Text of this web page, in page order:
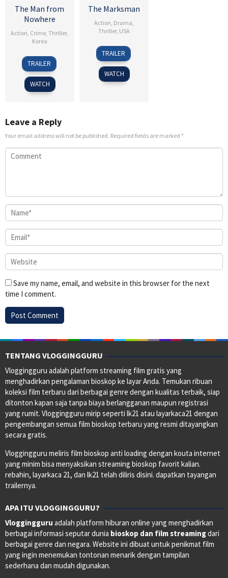
The Man from
Nowhere
Action Crime ,Thriller,
Korea
4
Aug
2010
Lee
Jeong-
beom
TRAILER
WATCH
The Marksman
Action Drama
Thriller, USA
15
Jan
2021
Robert
Lorenz
TRAILER
WATCH
Leave a Reply
Your email address will not be published. Required fields are marked *
Save my name, email, and website in this browser for the next
time I comment.
TENTANG VLOGGINGGURU
Vloggingguru adalah platform streaming film gratis yang
menghadirkan pengalaman bioskop ke layar Anda. Temukan ribuan
koleksi film terbaru dari berbagai genre dengan kualitas terbaik, siap
ditonton kapan saja tanpa biaya berlangganan maupun registrasi
yang rumit. Vloggingguru mirip seperti lk21 atau layarkaca21 dengan
pengembangan semua film bioskop terbaru yang resmi ditayangkan
secara gratis.
Vloggingguru meliris film bioskop anti loading dengan kouta internet
yang minim bisa menyaksikan streaming bioskop favorit kalian.
rebahin, layarkaca 21, dan lk21 telah diliris disini. dapatkan tayangan
trailernya.
APA ITU VLOGGINGGURU?
Vloggingguru adalah platform hiburan online yang menghadirkan
berbagai informasi seputar dunia bioskop dan film streamingdari
berbagai genre dan negara. Website ini dibuat untuk penikmat film
yang ingin menemukan tontonan menarik dengan tampilan
sederhana dan mudah digunakan.